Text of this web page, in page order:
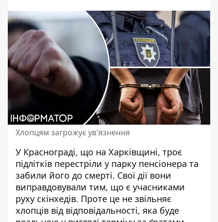
Хлопцям загрожує ув'язнення
У Краснограді, що на Харківщині, троє
підлітків перестріли у парку пенсіонера та
забили його до смерті. Свої дії вони
виправдовували тим, що є учасниками
руху скінхедів. Проте це не звільняє
хлопців від відповідальності, яка буде